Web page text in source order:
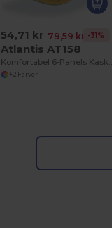
54,71 kr 79,59 kr -31%
Atlantis AT158
+2 Farver